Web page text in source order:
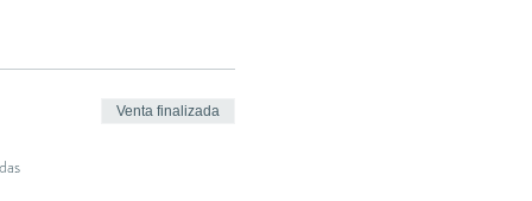
Venta finalizada